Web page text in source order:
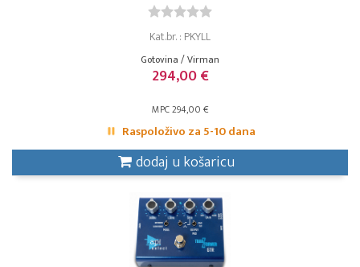
Kat.br. : PKYLL
Gotovina / Virman
294,00 €
MPC 294,00 €
Raspoloživo za 5-10 dana
dodaj u košaricu